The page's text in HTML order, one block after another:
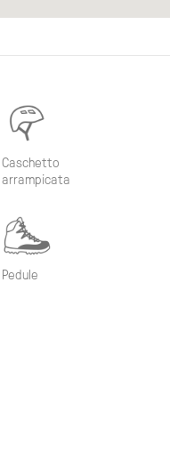
Caschetto
arrampicata
Pedule